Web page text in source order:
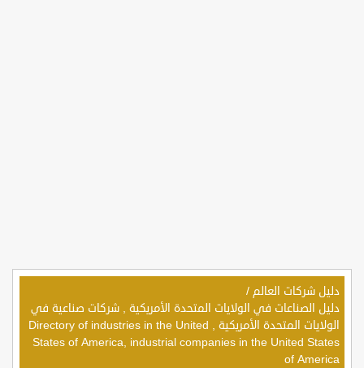
دليل شركات العالم /
دليل الصناعات في الولايات المتحدة الأمريكية , شركات صناعية في
الولايات المتحدة الأمريكية , Directory of industries in the United
States of America, industrial companies in the United States
of America